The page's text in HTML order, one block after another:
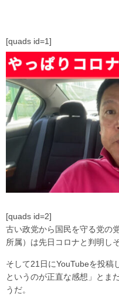
[quads id=1]
[quads id=2]
古い政党から国民を守る党の
所属）は先日コロナと判明し
そして21日にYouTubeを投稿
というのが正直な感想」とま
うだ。